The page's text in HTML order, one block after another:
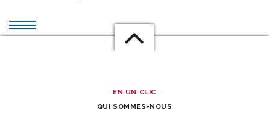
EN UN CLIC
QUI SOMMES-NOUS